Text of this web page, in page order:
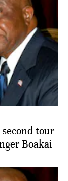
tour
Boakai